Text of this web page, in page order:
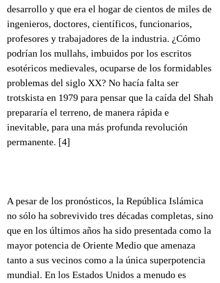
desarrollo y que era el hogar de cientos de miles de
ingenieros, doctores, científicos, funcionarios,
profesores y trabajadores de la industria. ¿Cómo
podrían los mullahs, imbuidos por los escritos
esotéricos medievales, ocuparse de los formidables
problemas del siglo XX? No hacía falta ser
trotskista en 1979 para pensar que la caída del Shah
prepararía el terreno, de manera rápida e
inevitable, para una más profunda revolución
permanente. [4]
A pesar de los pronósticos, la República Islámica
no sólo ha sobrevivido tres décadas completas, sino
que en los últimos años ha sido presentada como la
mayor potencia de Oriente Medio que amenaza
tanto a sus vecinos como a la única superpotencia
mundial. En los Estados Unidos a menudo es